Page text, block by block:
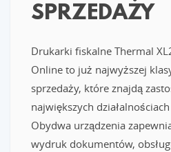
SPRZEDAŻY
Drukarki fiskalne Thermal
Online to już najwyższej
sprzedaży, które znajdą
największych
Obydwa urządzenia
wydruk dokumentów,